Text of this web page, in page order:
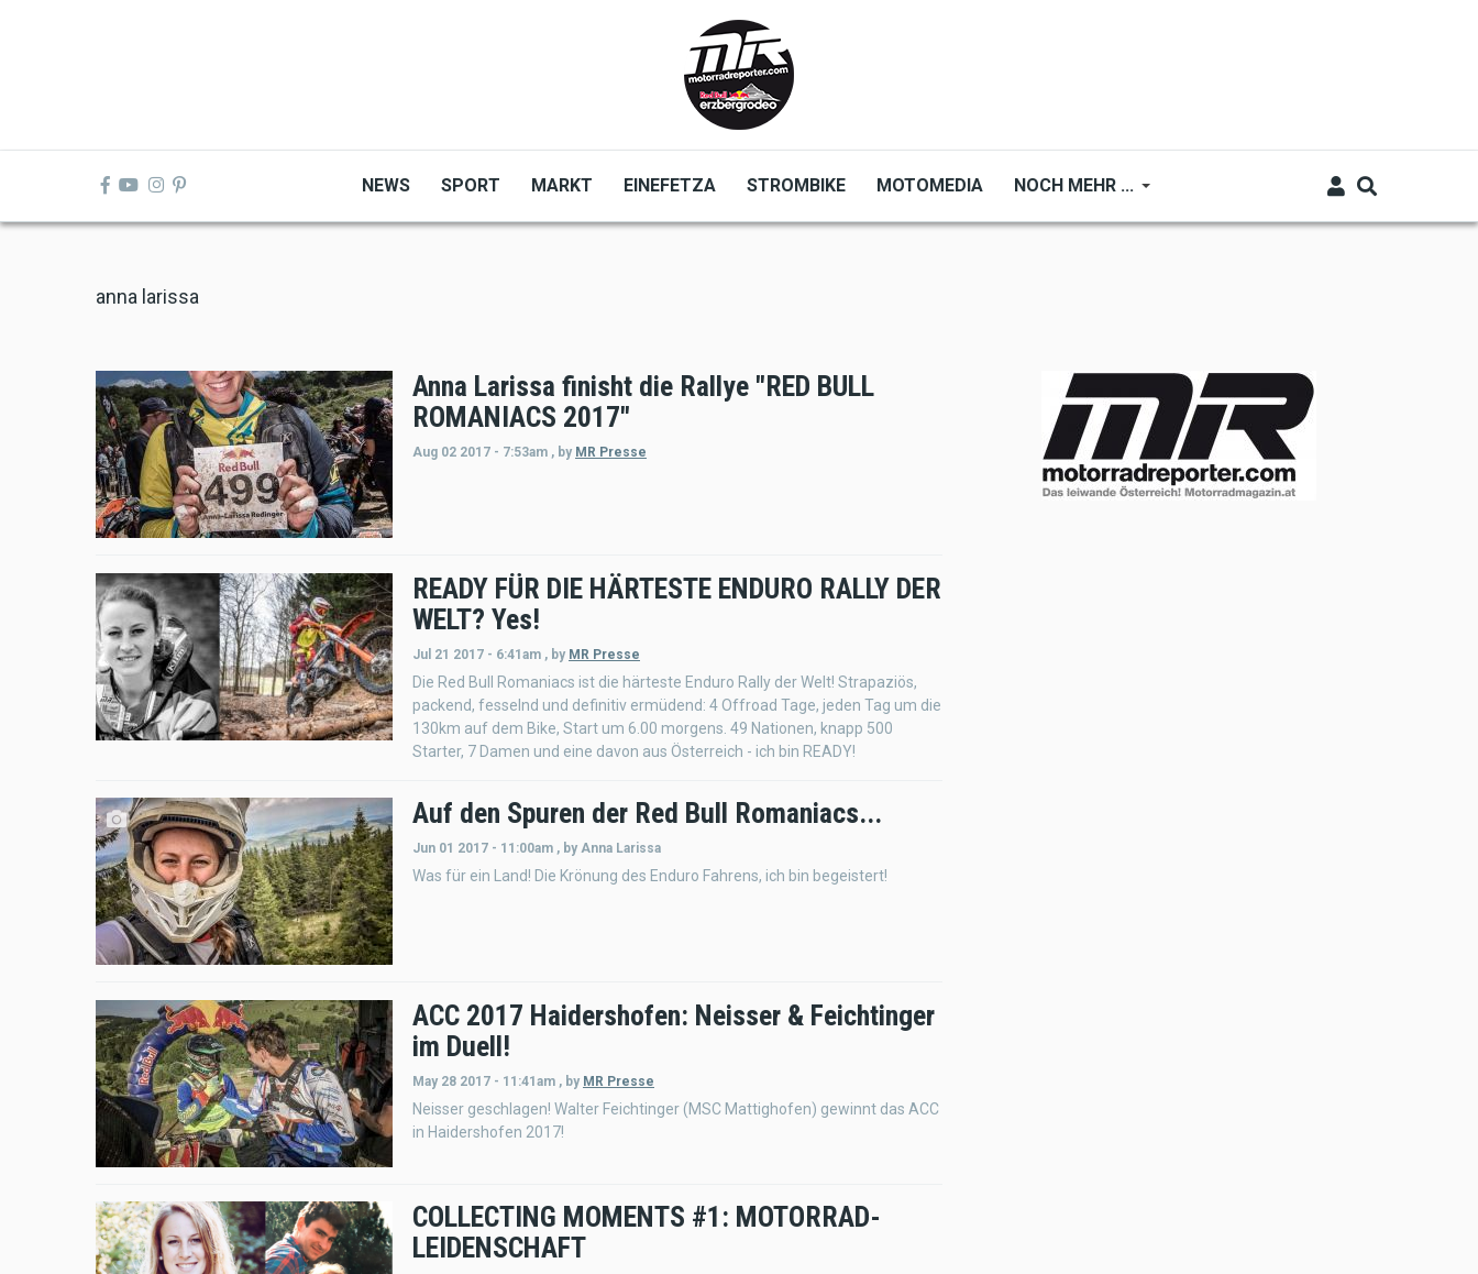
NEWS SPORT MARKT EINEFETZA STROMBIKE MOTOMEDIA NOCH MEHR ...
anna larissa
Anna Larissa finisht die Rallye "RED BULL
ROMANIACS 2017"
Aug 02 2017 - 7:53am , by MR Presse
READY FÜR DIE HÄRTESTE ENDURO RALLY DER
WELT? Yes!
Jul 21 2017 - 6:41am , by MR Presse
Die Red Bull Romaniacs ist die härteste Enduro Rally der Welt! Strapaziös,
packend, fesselnd und definitiv ermüdend: 4 Offroad Tage, jeden Tag um die
130km auf dem Bike, Start um 6.00 morgens. 49 Nationen, knapp 500
Starter, 7 Damen und eine davon aus Österreich - ich bin READY!
Auf den Spuren der Red Bull Romaniacs...
Jun 01 2017 - 11:00am , by Anna Larissa
Was für ein Land! Die Krönung des Enduro Fahrens, ich bin begeistert!
ACC 2017 Haidershofen: Neisser & Feichtinger
im Duell!
May 28 2017 - 11:41am , by MR Presse
Neisser geschlagen! Walter Feichtinger (MSC Mattighofen) gewinnt das ACC
in Haidershofen 2017!
COLLECTING MOMENTS #1: MOTORRAD-
LEIDENSCHAFT